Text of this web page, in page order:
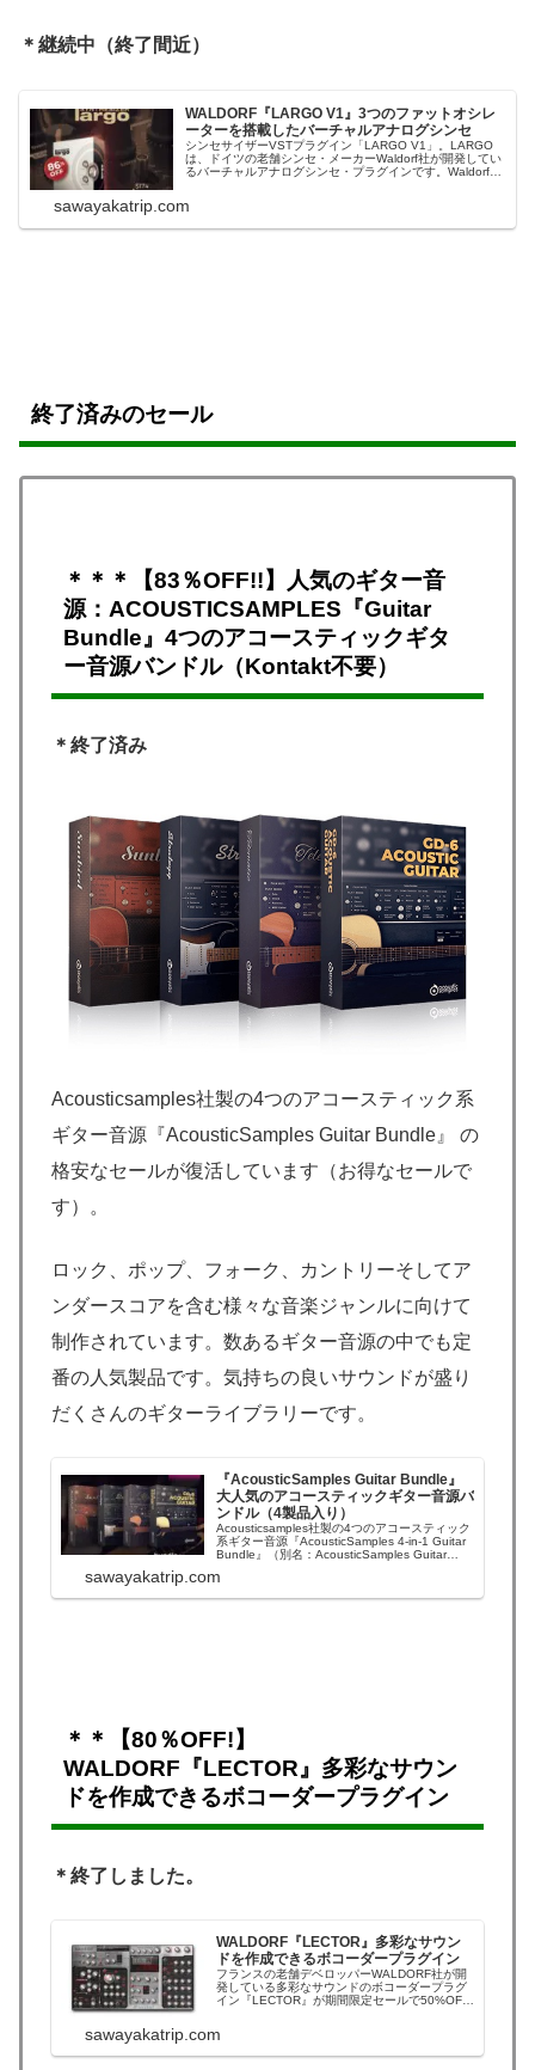
＊継続中（終了間近）
WALDORF『LARGO V1』3つのファットオシレ
ーターを搭載したバーチャルアナログシンセ
シンセサイザーVSTプラグイン「LARGO V1」。LARGO
は、ドイツの老舗シンセ・メーカーWaldorf社が開発してい
るバーチャルアナログシンセ・プラグインです。Waldorf
sawayakatrip.com
終了済みのセール
＊＊＊【83％OFF!!】人気のギター音
源：ACOUSTICSAMPLES『Guitar
Bundle』4つのアコースティックギタ
ー音源バンドル（Kontakt不要）
＊終了済み
Acousticsamples社製の4つのアコースティック系
ギター音源『AcousticSamples Guitar Bundle』 の
格安なセールが復活しています （お得なセールで
す）。
ロック、ポップ、フォーク、カントリーそしてア
ンダースコアを含む様々な音楽ジャンルに向けて
制作されています。数あるギター音源の中でも定
番の人気製品です。気持ちの良いサウンドが盛り
だくさんのギターライブラリーです。
『AcousticSamples Guitar Bundle』
大人気のアコースティックギター音源バ
ンドル（4製品入り）
Acousticsamples社製の4つのアコースティック
系ギター音源『AcousticSamples 4-in-1 Guitar
Bundle』（別名：AcousticSamples Guitar
リーそしてアンダースコアを含む様々な音楽ジ
sawayakatrip.com
＊＊【80％OFF!】
WALDORF『LECTOR』多彩なサウン
ドを作成できるボコーダープラグイン
＊終了しました。
WALDORF『LECTOR』多彩なサウン
ドを作成できるボコーダープラグイン
フランスの老舗デベロッパーWALDORF社が開
発している多彩なサウンドのボコーダープラグ
イン『LECTOR』が期間限定セールで50%OFF
（50％OFF）WALDORF『LECTOR』のセール
sawayakatrip.com